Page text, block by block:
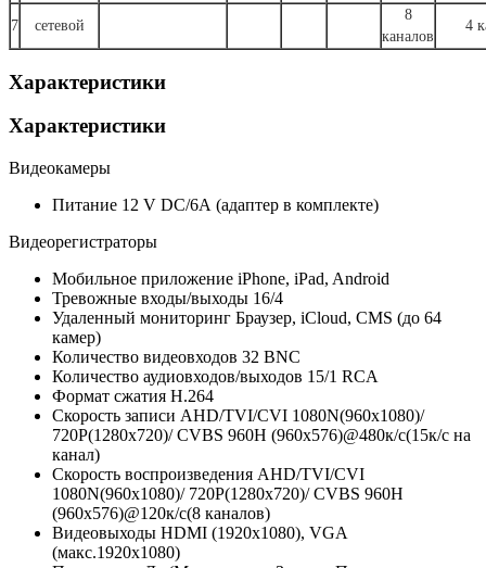
7 сетевой
8
каналов
4
Характеристики
Характеристики
Видеокамеры
Питание 12 V DC/6А (адаптер в комплекте)
Видеорегистраторы
Мобильное приложение iPhone, iPad, Android
Тревожные входы/выходы 16/4
Удаленный мониторинг Браузер, iCloud, CMS (до 64
камер)
Количество видеовходов 32 BNC
Количество аудиовходов/выходов 15/1 RCA
Формат сжатия H.264
Скорость записи AHD/TVI/CVI 1080N(960x1080)/
720P(1280x720)/ CVBS 960Н (960x576)@480к/c(15к/с на
канал)
Скорость воспроизведения AHD/TVI/CVI
1080N(960x1080)/ 720P(1280x720)/ CVBS 960Н
(960x576)@120к/c(8 каналов)
Видеовыходы HDMI (1920х1080), VGA
(макс.1920х1080)